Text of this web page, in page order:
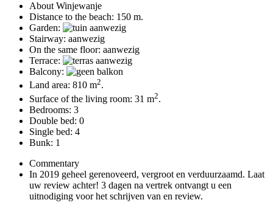
About Winjewanje
Distance to the beach: 150 m.
Garden:
Stairway: aanwezig
On the same floor: aanwezig
Terrace:
Balcony:
Land area: 810 m2.
Surface of the living room: 31 m2.
Bedrooms: 3
Double bed: 0
Single bed: 4
Bunk: 1
Commentary
In 2019 geheel gerenoveerd, vergroot en verduurzaamd. Laat
uw review achter! 3 dagen na vertrek ontvangt u een
uitnodiging voor het schrijven van en review.